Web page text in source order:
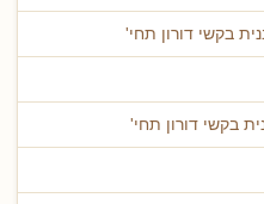
בקשי דורון תחי'
בקשי דורון תחי'